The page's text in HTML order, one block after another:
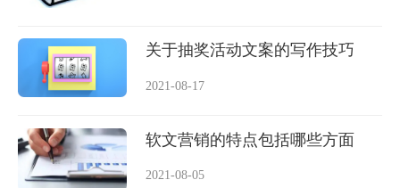
关于抽奖活动文案的写作技巧
2021-08-17
软文营销的特点包括哪些方面
2021-08-05